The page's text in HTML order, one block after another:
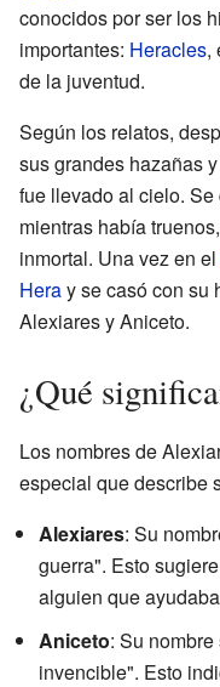
conocidos por ser los
importantes: Heracles,
de la juventud.
Según los relatos,
sus grandes hazañas
fue llevado al cielo.
mientras había
inmortal. Una vez en el
Heray se casó con su
Alexiares y Aniceto.
¿Qué
Los nombres de
especial que describe
Alexiares: Su
guerra". Esto
alguien que
Aniceto: Su
invencible". Esto